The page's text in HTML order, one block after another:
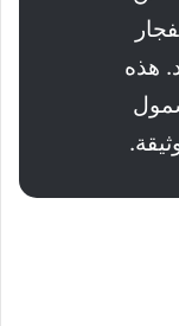
هذه